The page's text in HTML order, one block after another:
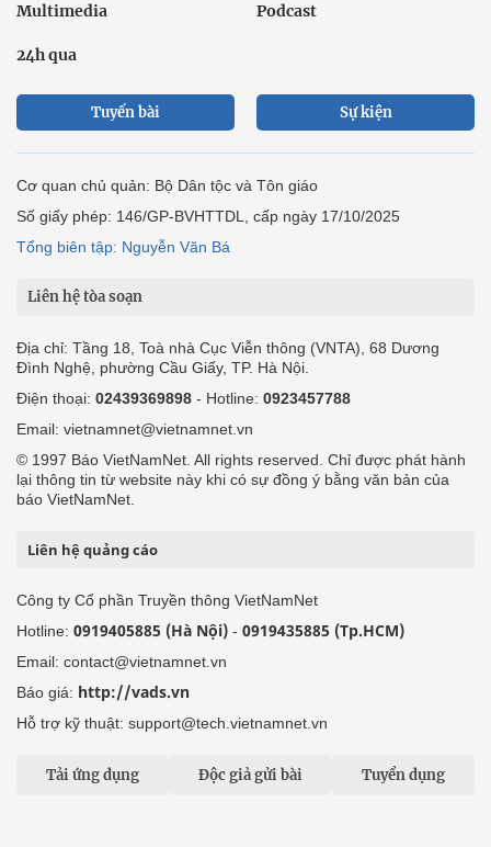
Multimedia Podcast
24h qua
Tuyến bài Sự kiện
Cơ quan chủ quản: Bộ Dân tộc và Tôn giáo
Số giấy phép: 146/GP-BVHTTDL, cấp ngày 17/10/2025
Tổng biên tập: Nguyễn Văn Bá
Liên hệ tòa soạn
Địa chỉ: Tầng 18, Toà nhà Cục Viễn thông (VNTA), 68 Dương
Đình Nghệ, phường Cầu Giấy, TP. Hà Nội.
Điện thoại: 02439369898 - Hotline: 0923457788
Email: vietnamnet@vietnamnet.vn
© 1997 Báo VietNamNet. All rights reserved. Chỉ được phát hành
lại thông tin từ website này khi có sự đồng ý bằng văn bản của
báo VietNamNet.
Liên hệ quảng cáo
Công ty Cổ phần Truyền thông VietNamNet
Hotline: 0919405885 (Hà Nội) - 0919435885 (Tp.HCM)
Email: contact@vietnamnet.vn
Báo giá: http://vads.vn
Hỗ trợ kỹ thuật: support@tech.vietnamnet.vn
Tải ứng dụng Độc giả gửi bài Tuyển dụng